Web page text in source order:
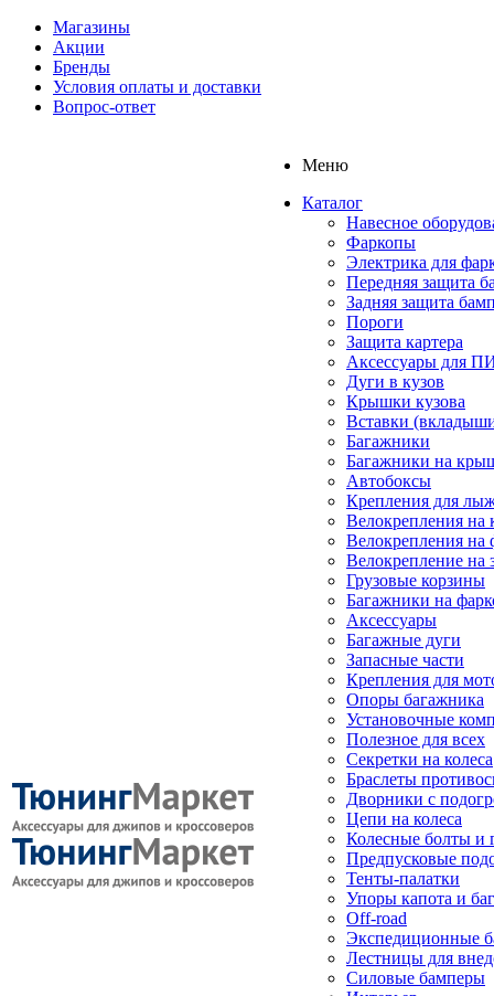
Магазины
Акции
Бренды
Условия оплаты и доставки
Вопрос-ответ
Меню
Каталог
Навесное
Фаркопы
Электрика для
Передняя защита
Задняя защита
Пороги
Защита картера
Аксессуары для
Дуги в кузов
Крышки кузова
Вставки
Багажники
Багажники на
Автобоксы
Крепления для
Велокрепления
Велокрепления на
Велокрепление на
Грузовые корзины
Багажники на
Аксессуары
Багажные дуги
Запасные части
Крепления для
Опоры багажника
Установочные
Полезное для всех
Секретки на колеса
Браслеты
Дворники с
Цепи на колеса
Колесные болты и
Предпусковые
Тенты-палатки
Упоры капота и
Off-road
Экспедиционные
Лестницы для
Силовые бамперы